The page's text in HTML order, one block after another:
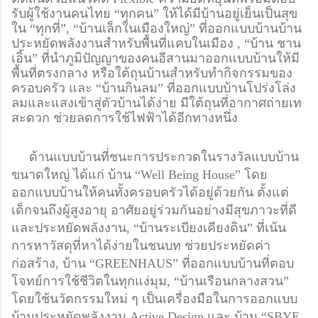
รับผู้ใช้งานคนไทย “ทุกคน” ให้ได้มีบ้านอยู่เย็นเป็นสุข
ใน “ทุกที่”, “บ้านเล็กในเมืองใหญ่” ที่ออกแบบบ้านบ้าน
ประหยัดพลังงานสำหรับพื้นที่แคบในเมือง , “บ้าน ชาน
เอิ้น” ที่นำภูมิปัญญาของคนอีสานมาออกแบบบ้านให้มี
พื้นที่ตรงกลาง หรือใต้ถุนบ้านสำหรับทำกิจกรรมของ
ครอบครัว และ “บ้านกินลม” ที่ออกแบบบ้านโปร่งโล่ง
ลมและแสงเข้าสู่ตัวบ้านได้ง่าย มีใต้ถุนที่อากาศถ่ายเท
สะดวก ช่วยลดการใช้ไฟฟ้าได้อีกทางหนึ่ง
ขนาดใหญ่ ได้แก่ บ้าน “Well Being House” โดย
ออกแบบบ้านให้คนทั้งครอบครัวได้อยู่ด้วยกัน ตั้งแต่
เด็กจนถึงผู้สูงอายุ อาศัยอยู่ร่วมกันอย่างมีสุขภาวะที่ดี
และประหยัดพลังงาน, “บ้านระเบียงเคียงดิน” ที่เน้น
การหาวัสดุที่หาได้ง่ายในชนบท ช่วยประหยัดค่า
ก่อสร้าง, บ้าน “GREENHAUS” ที่ออกแบบบ้านที่ตอบ
โจทย์การใช้ชีวิตในทุกแง่มุม, “บ้านเรือนกลางสวน”
โดยใช้นวัตกรรมใหม่ ๆ เป็นเครื่องมือในการออกแบบ